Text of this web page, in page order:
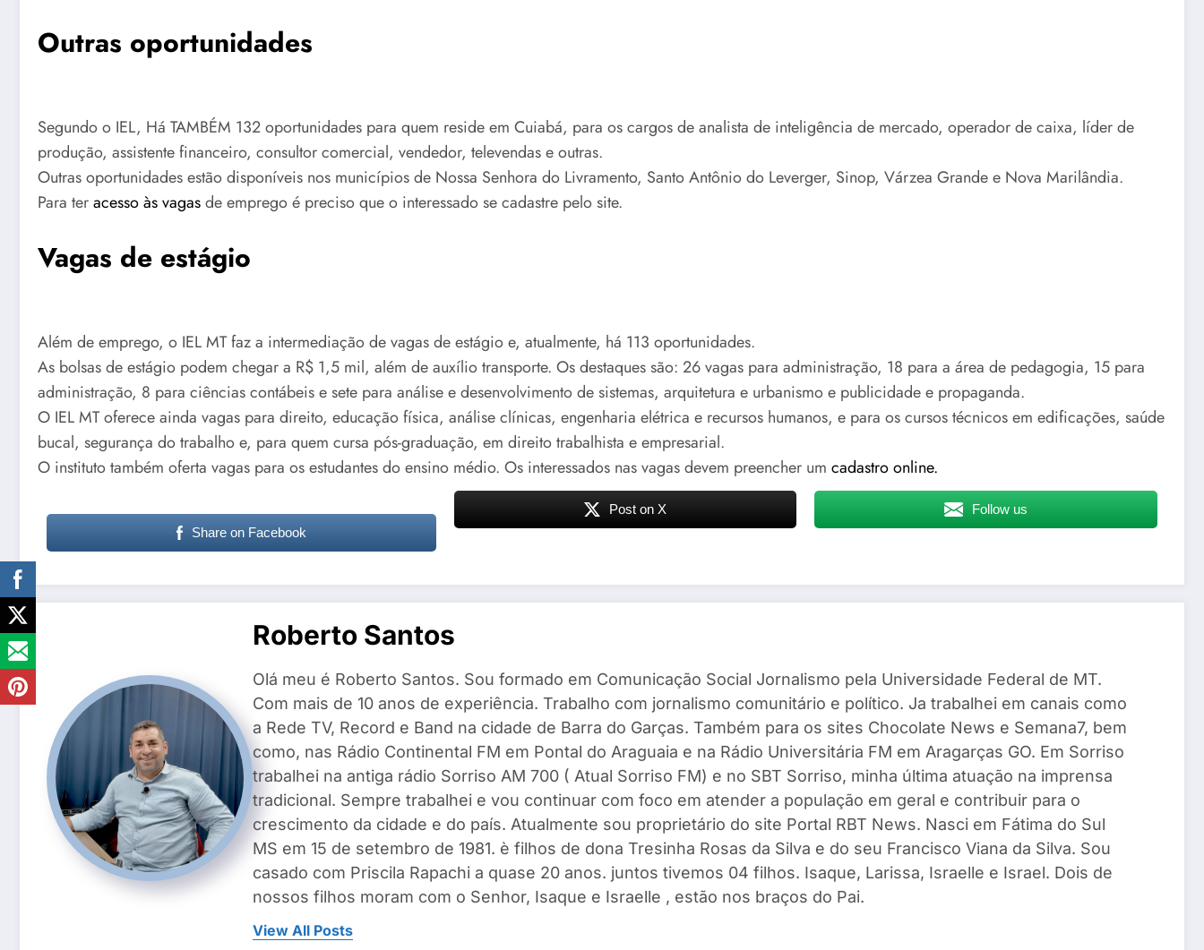
Outras oportunidades
Segundo o IEL, Há TAMBÉM 132 oportunidades para quem reside em Cuiabá, para os cargos de analista de inteligência de mercado, operador de caixa, líder de
produção, assistente financeiro, consultor comercial, vendedor, televendas e outras.
Outras oportunidades estão disponíveis nos municípios de Nossa Senhora do Livramento, Santo Antônio do Leverger, Sinop, Várzea Grande e Nova Marilândia.
Para teracesso às vagasde emprego é preciso que o interessado se cadastre pelo site.
Vagas de estágio
Além de emprego, o IEL MT faz a intermediação de vagas de estágio e, atualmente, há 113 oportunidades.
As bolsas de estágio podem chegar a R$ 1,5 mil, além de auxílio transporte. Os destaques são: 26 vagas para administração, 18 para a área de pedagogia, 15 para
administração, 8 para ciências contábeis e sete para análise e desenvolvimento de sistemas, arquitetura e urbanismo e publicidade e propaganda.
O IEL MT oferece ainda vagas para direito, educação física, análise clínicas, engenharia elétrica e recursos humanos, e para os cursos técnicos em edificações, saúde
bucal, segurança do trabalho e, para quem cursa pós-graduação, em direito trabalhista e empresarial.
O instituto também oferta vagas para os estudantes do ensino médio. Os interessados nas vagas devem preencher um cadastro online.
Share on Facebook
Post on X Follow us
Roberto Santos
Olá meu é Roberto Santos. Sou formado em Comunicação Social Jornalismo pela Universidade Federal de MT.
Com mais de 10 anos de experiência. Trabalho com jornalismo comunitário e político. Ja trabalhei em canais como
a Rede TV, Record e Band na cidade de Barra do Garças. Também para os sites Chocolate News e Semana7, bem
como, nas Rádio Continental FM em Pontal do Araguaia e na Rádio Universitária FM em Aragarças GO. Em Sorriso
trabalhei na antiga rádio Sorriso AM 700 ( Atual Sorriso FM) e no SBT Sorriso, minha última atuação na imprensa
tradicional. Sempre trabalhei e vou continuar com foco em atender a população em geral e contribuir para o
crescimento da cidade e do país. Atualmente sou proprietário do site Portal RBT News. Nasci em Fátima do Sul
MS em 15 de setembro de 1981. è filhos de dona Tresinha Rosas da Silva e do seu Francisco Viana da Silva. Sou
casado com Priscila Rapachi a quase 20 anos. juntos tivemos 04 filhos. Isaque, Larissa, Israelle e Israel. Dois de
nossos filhos moram com o Senhor, Isaque e Israelle , estão nos braços do Pai.
View All Posts